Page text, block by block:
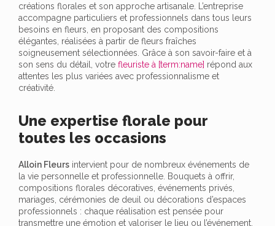
créations florales et son approche artisanale. L’entreprise
accompagne particuliers et professionnels dans tous leurs
besoins en fleurs, en proposant des compositions
élégantes, réalisées à partir de fleurs fraîches
soigneusement sélectionnées. Grâce à son savoir-faire et à
son sens du détail, votre fleuriste à [term:name] répond aux
attentes les plus variées avec professionnalisme et
créativité.
Une expertise florale pour
toutes les occasions
Alloin Fleurs intervient pour de nombreux événements de
la vie personnelle et professionnelle. Bouquets à offrir,
compositions florales décoratives, événements privés,
mariages, cérémonies de deuil ou décorations d’espaces
professionnels : chaque réalisation est pensée pour
transmettre une émotion et valoriser le lieu ou l’événement.